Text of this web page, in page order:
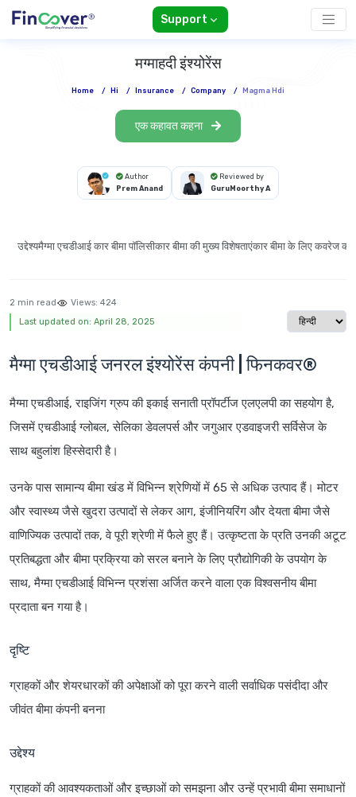
Support
मग्माहदी इंश्योरेंस
Home / Hi / Insurance / Company / Magma Hdi
एक कहावत कहना
Author
Prem Anand
Reviewed by
GuruMoorthy A
उद्देश्यमैग्मा एचडीआई कार बीमा पॉलिसीकार बीमा की मुख्य विशेषताएंकार बीमा के लिए कवरेज का
2 min read Views: 424
Select
Last updated on: April 28, 2025
मैग्मा एचडीआई जनरल इंश्योरेंस कंपनी | फिनकवर®
मैग्मा एचडीआई, राइजिंग ग्रुप की इकाई सनाती प्रॉपर्टीज एलएलपी का सहयोग है,
जिसमें एचडीआई ग्लोबल, सेलिका डेवलपर्स और जगुआर एडवाइजरी सर्विसेज के
साथ बहुलांश हिस्सेदारी है।
उनके पास सामान्य बीमा खंड में विभिन्न श्रेणियों में 65 से अधिक उत्पाद हैं। मोटर
और स्वास्थ्य जैसे खुदरा उत्पादों से लेकर आग, इंजीनियरिंग और देयता बीमा जैसे
वाणिज्यिक उत्पादों तक, वे पूरी श्रेणी में फैले हुए हैं। उत्कृष्टता के प्रति उनकी अटूट
प्रतिबद्धता और बीमा प्रक्रिया को सरल बनाने के लिए प्रौद्योगिकी के उपयोग के
साथ, मैग्मा एचडीआई विभिन्न प्रशंसा अर्जित करने वाला एक विश्वसनीय बीमा
प्रदाता बन गया है।
दृष्टि
ग्राहकों और शेयरधारकों की अपेक्षाओं को पूरा करने वाली सर्वाधिक पसंदीदा और
जीवंत बीमा कंपनी बनना
उद्देश्य
ग्राहकों की आवश्यकताओं और इच्छाओं को समझना और उन्हें प्रभावी बीमा समाधानों